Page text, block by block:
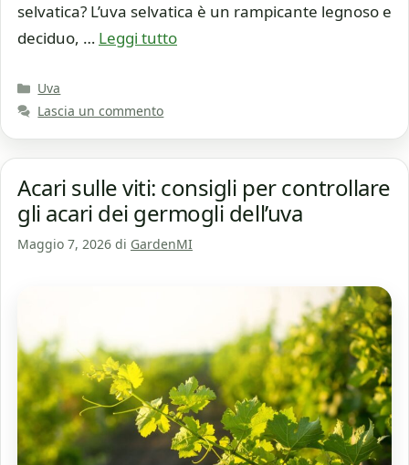
selvatica? L’uva selvatica è un rampicante legnoso e
deciduo, … Leggi tutto
Categorie
Uva
Lascia un commento
Acari sulle viti: consigli per controllare
gli acari dei germogli dell’uva
Maggio 7, 2026 di GardenMI